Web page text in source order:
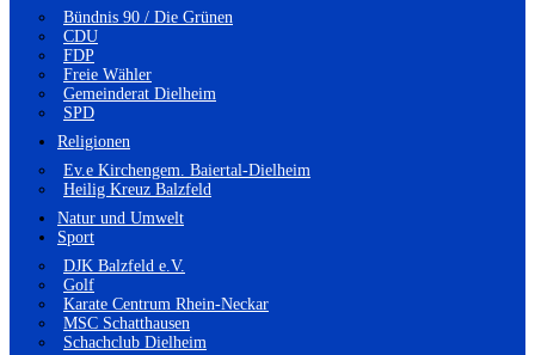
Bündnis 90 / Die Grünen
CDU
FDP
Freie Wähler
Gemeinderat Dielheim
SPD
Religionen
Ev.e Kirchengem. Baiertal-Dielheim
Heilig Kreuz Balzfeld
Natur und Umwelt
Sport
DJK Balzfeld e.V.
Golf
Karate Centrum Rhein-Neckar
MSC Schatthausen
Schachclub Dielheim